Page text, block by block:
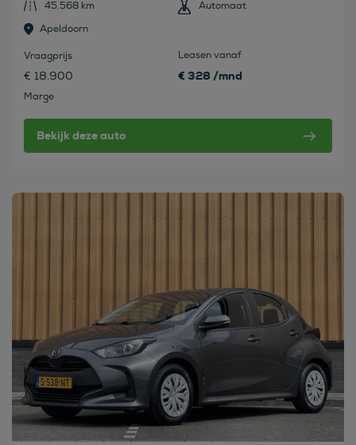
45.568 km
Automaat
Apeldoorn
Vraagprijs
€ 18.900
Marge
Leasen vanaf
€ 328 /mnd
Bekijk deze auto